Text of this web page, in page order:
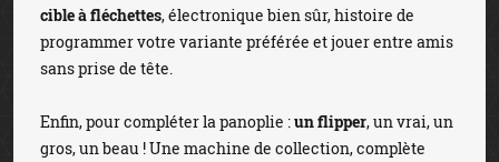
cible à fléchettes, électronique bien sûr, histoire de
programmer votre variante préférée et jouer entre amis
sans prise de tête.
Enfin, pour compléter la panoplie :un flipper, un vrai, un
gros, un beau ! Une machine de collection, complète